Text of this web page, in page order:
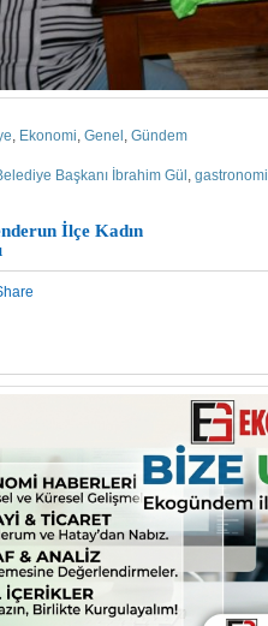
, Ekonomi, Genel, Gündem
Başkanı İbrahim Gül, gastronomi
İlçe Kadın